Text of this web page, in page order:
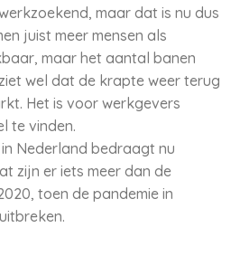
maar dat is nu dus
juist meer mensen als
maar het aantal banen
wel dat de krapte weer terug
Het is voor werkgevers
te vinden.
Nederland bedraagt nu
zijn er iets meer dan de
toen de pandemie in